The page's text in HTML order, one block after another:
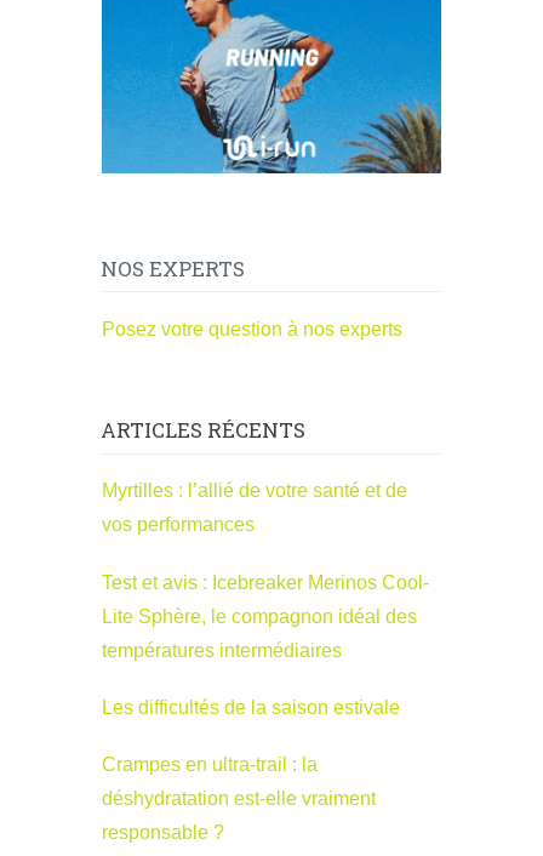
NOS EXPERTS
Posez votre question à nos experts
ARTICLES RÉCENTS
Myrtilles : l’allié de votre santé et de
vos performances
Test et avis : Icebreaker Merinos Cool-
Lite Sphère, le compagnon idéal des
températures intermédiaires
Les difficultés de la saison estivale
Crampes en ultra-trail : la
déshydratation est-elle vraiment
responsable ?